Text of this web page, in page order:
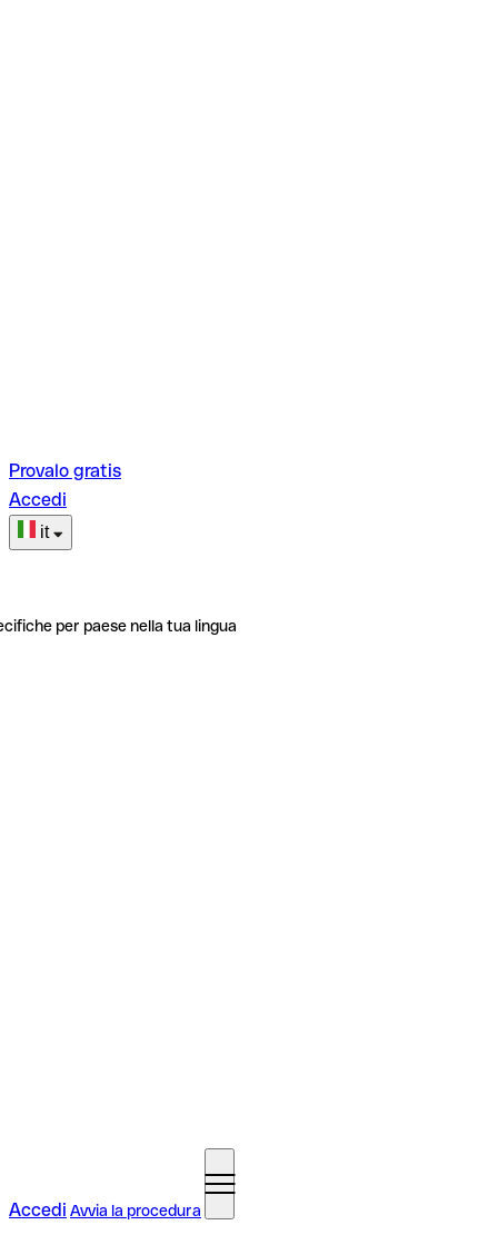
Provalo gratis
Accedi
it
per paese nella tua lingua
Accedi Avvia la procedura